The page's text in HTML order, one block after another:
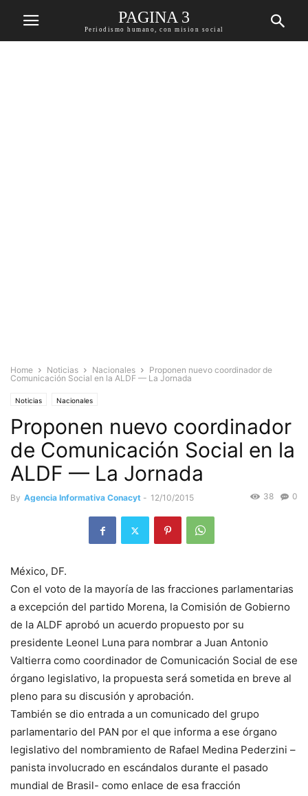
PAGINA 3
Periodismo humano, con mision social
Home Noticias Nacionales
Proponen nuevo coordinador de
Comunicación Social en la ALDF — La Jornada
Noticias Nacionales
Proponen nuevo coordinador
de Comunicación Social en la
ALDF — La Jornada
By Agencia Informativa Conacyt - 12/10/2015 0
38
México, DF.
Con el voto de la mayoría de las fracciones parlamentarias
a excepción del partido Morena, la Comisión de Gobierno
de la ALDF aprobó un acuerdo propuesto por su
presidente Leonel Luna para nombrar a Juan Antonio
Valtierra como coordinador de Comunicación Social de ese
órgano legislativo, la propuesta será sometida en breve al
pleno para su discusión y aprobación.
También se dio entrada a un comunicado del grupo
parlamentario del PAN por el que informa a ese órgano
legislativo del nombramiento de Rafael Medina Pederzini –
panista involucrado en escándalos durante el pasado
mundial de Brasil- como enlace de esa fracción